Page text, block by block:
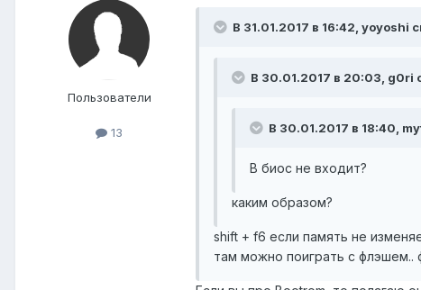
Пользователи
13
В 31.01.2017 в 16:42, yoyoshi
В 30.01.2017 в 20:03, g0ri
В 30.01.2017 в 18:40,
В биос не входит?
каким образом?
shift + f6 если память не
там можно поиграть с флэшем..